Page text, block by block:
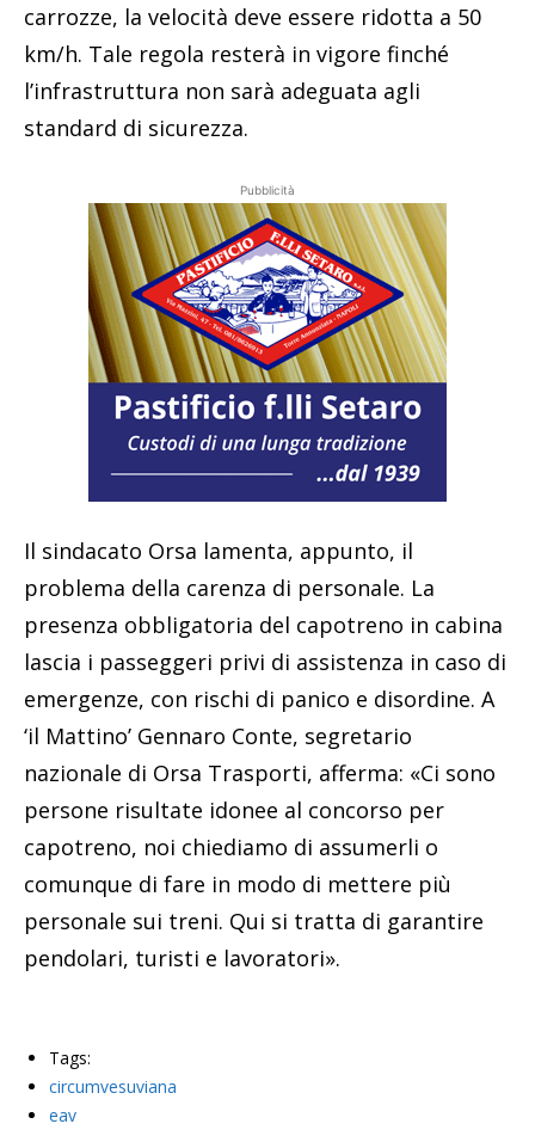
carrozze, la velocità deve essere ridotta a 50
km/h. Tale regola resterà in vigore finché
l’infrastruttura non sarà adeguata agli
standard di sicurezza.
Pubblicità
Il sindacato Orsa lamenta, appunto, il
problema della carenza di personale. La
presenza obbligatoria del capotreno in cabina
lascia i passeggeri privi di assistenza in caso di
emergenze, con rischi di panico e disordine. A
‘il Mattino’ Gennaro Conte, segretario
nazionale di Orsa Trasporti, afferma: «Ci sono
persone risultate idonee al concorso per
capotreno, noi chiediamo di assumerli o
comunque di fare in modo di mettere più
personale sui treni. Qui si tratta di garantire
pendolari, turisti e lavoratori».
Tags:
circumvesuviana
eav